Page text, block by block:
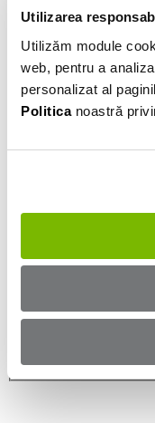
Utilizarea
Utilizăm module
web, pentru a
personalizat al
Politicanoastră
0742468289
Afișează numărul
Sibiu
Aplică
aprobare
Ești mai aproape de
formularul de mai